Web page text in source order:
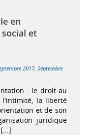
en
et
2017, Septembre
: le droit au
la liberté
et de son
juridique